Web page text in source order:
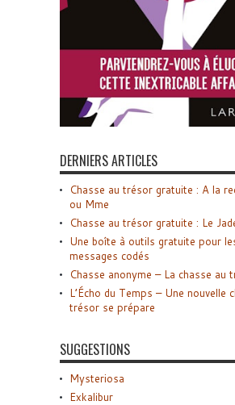
DERNIERS ARTICLES
Chasse au trésor gratuite : A la
ou Mme
Chasse au trésor gratuite : Le
Une boîte à outils gratuite pour
messages codés
Chasse anonyme – La chasse au
L’Écho du Temps – Une nouvelle
trésor se prépare
SUGGESTIONS
Mysteriosa
Exkalibur